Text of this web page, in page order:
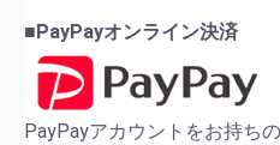
■PayPayオンライン決済
PayPayアカウントをお持ち